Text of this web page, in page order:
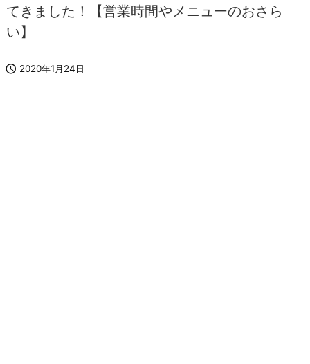
てきました！【営業時間やメニューのおさら
い】
 2020年1月24日